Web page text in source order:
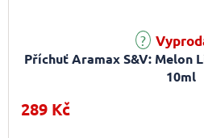
Příchuť Aramax S&V: Melon
10ml
289 Kč